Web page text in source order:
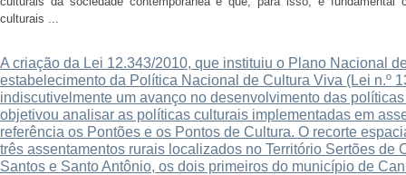
culturais ...
A criação da Lei 12.343/2010, que instituiu o Plano Nacional
estabelecimento da Política Nacional de Cultura Viva (Lei n.º
indiscutivelmente um avanço no desenvolvimento das
objetivou analisar as políticas culturais implementadas em
referência os Pontões e os Pontos de Cultura. O recorte
três assentamentos rurais localizados no Território Sertões de
Santos e Santo Antônio, os dois primeiros do município de